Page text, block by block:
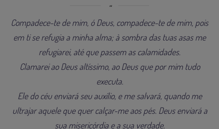
Compadece-te de mim, ó Deus, compadece-te de mim, pois
em ti se refugia a minha alma; à sombra das tuas asas me
refugiarei, até que passem as calamidades.
Clamarei ao Deus altíssimo, ao Deus que por mim tudo
executa.
Ele do céu enviará seu auxílio, e me salvará, quando me
ultrajar aquele que quer calçar-me aos pés. Deus enviará a
sua misericórdia e a sua verdade.